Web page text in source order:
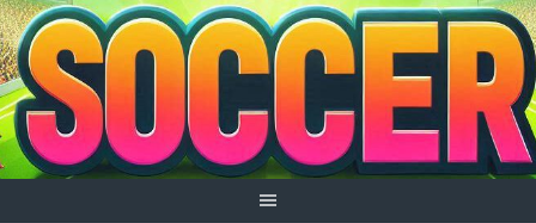
Springe
zum
Inhalt